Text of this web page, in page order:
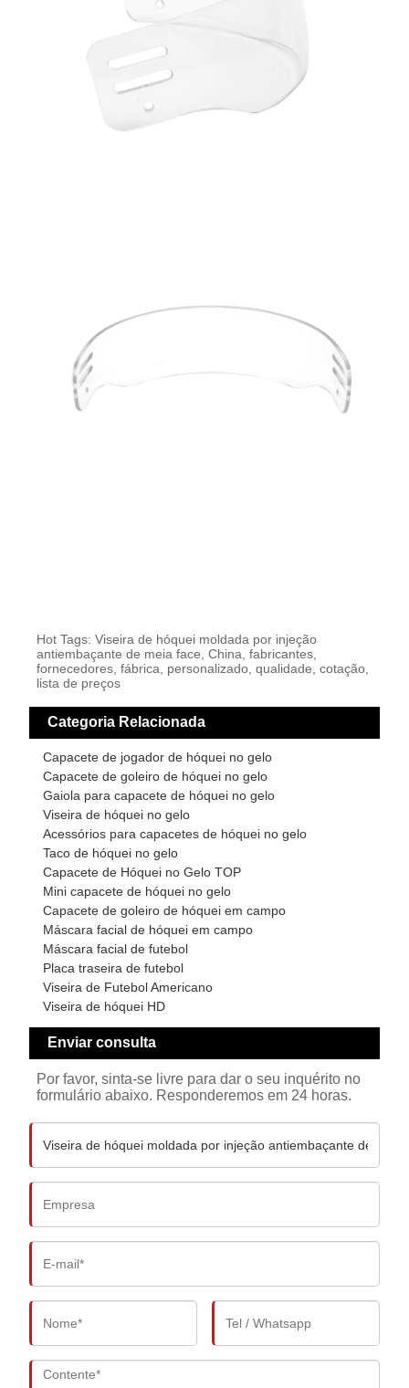
Hot Tags: Viseira de hóquei moldada por injeção
antiembaçante de meia face, China, fabricantes,
fornecedores, fábrica, personalizado, qualidade, cotação,
lista de preços
Categoria Relacionada
Capacete de jogador de hóquei no gelo
Capacete de goleiro de hóquei no gelo
Gaiola para capacete de hóquei no gelo
Viseira de hóquei no gelo
Acessórios para capacetes de hóquei no gelo
Taco de hóquei no gelo
Capacete de Hóquei no Gelo TOP
Mini capacete de hóquei no gelo
Capacete de goleiro de hóquei em campo
Máscara facial de hóquei em campo
Máscara facial de futebol
Placa traseira de futebol
Viseira de Futebol Americano
Viseira de hóquei HD
Enviar consulta
Por favor, sinta-se livre para dar o seu inquérito no
formulário abaixo. Responderemos em 24 horas.